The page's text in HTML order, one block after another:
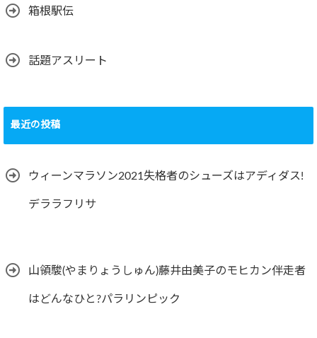
箱根駅伝
話題アスリート
最近の投稿
ウィーンマラソン2021失格者のシューズはアディダス!
デララフリサ
山領駿(やまりょうしゅん)藤井由美子のモヒカン伴走者
はどんなひと?パラリンピック